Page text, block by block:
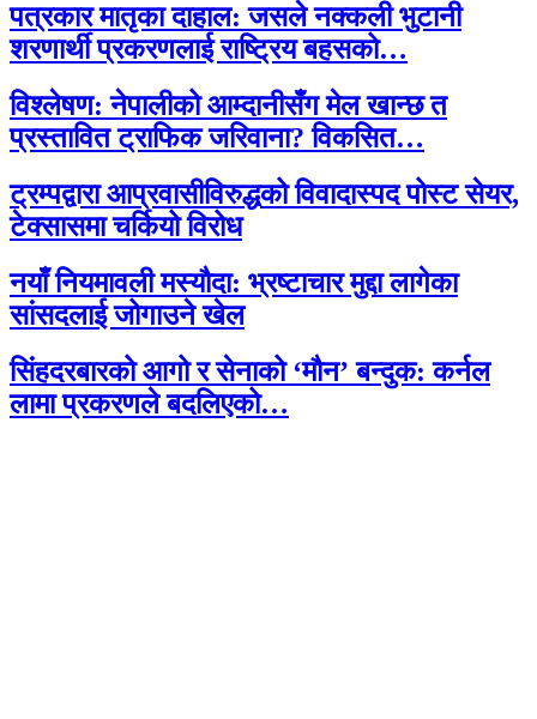
पत्रकार मातृका दाहाल: जसले नक्कली भुटानी
शरणार्थी प्रकरणलाई राष्ट्रिय बहसको…
विश्लेषण: नेपालीको आम्दानीसँग मेल खान्छ त
प्रस्तावित ट्राफिक जरिवाना? विकसित…
ट्रम्पद्वारा आप्रवासीविरुद्धको विवादास्पद पोस्ट सेयर,
टेक्सासमा चर्कियो विरोध
नयाँ नियमावली मस्यौदा: भ्रष्टाचार मुद्दा लागेका
सांसदलाई जोगाउने खेल
सिंहदरबारको आगो र सेनाको ‘मौन’ बन्दुक: कर्नल
लामा प्रकरणले बदलिएको…